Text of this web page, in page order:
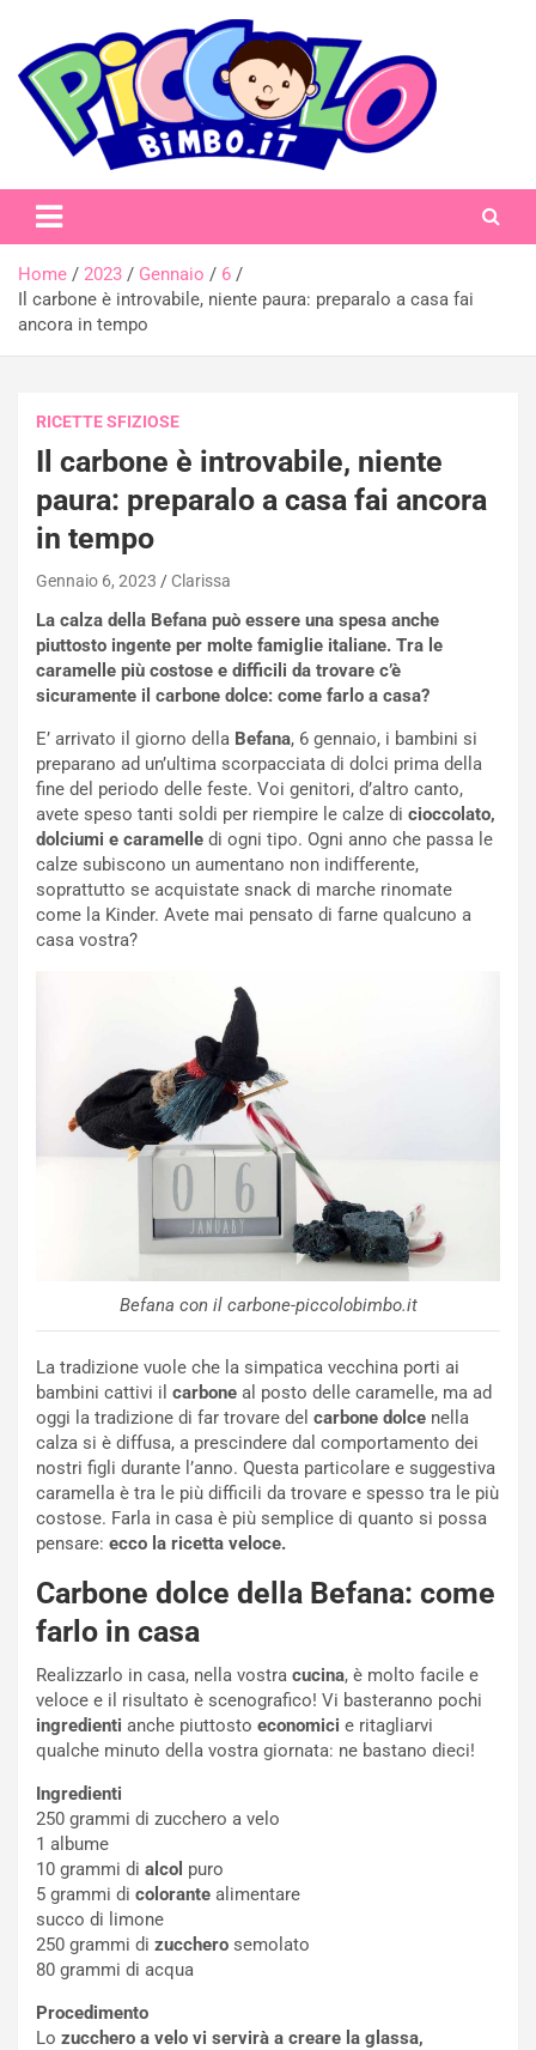
content
piccolobimbo.it
Home 2023 Gennaio
6
Il carbone è introvabile, niente paura: preparalo a casa fai
ancora in tempo
RICETTE SFIZIOSE
Il carbone è introvabile, niente
paura: preparalo a casa fai ancora
in tempo
Gennaio 6, 2023 Clarissa
La calza della Befana può essere una spesa anche
piuttosto ingente per molte famiglie italiane. Tra le
caramelle più costose e difficili da trovare c’è
sicuramente il carbone dolce: come farlo a casa?
E’ arrivato il giorno della Befana, 6 gennaio, i bambini si
preparano ad un’ultima scorpacciata di dolci prima della
fine del periodo delle feste. Voi genitori, d’altro canto,
avete speso tanti soldi per riempire le calze di cioccolato,
dolciumi e caramelle di ogni tipo. Ogni anno che passa le
calze subiscono un aumentano non indifferente,
soprattutto se acquistate snack di marche rinomate
come la Kinder. Avete mai pensato di farne qualcuno a
casa vostra?
Befana con il carbone-piccolobimbo.it
La tradizione vuole che la simpatica vecchina porti ai
bambini cattivi il carbone al posto delle caramelle, ma ad
oggi la tradizione di far trovare del carbone dolce nella
calza si è diffusa, a prescindere dal comportamento dei
nostri figli durante l’anno. Questa particolare e suggestiva
caramella è tra le più difficili da trovare e spesso tra le più
costose. Farla in casa è più semplice di quanto si possa
pensare: ecco la ricetta veloce.
Carbone dolce della Befana: come
farlo in casa
Realizzarlo in casa, nella vostra cucina, è molto facile e
veloce e il risultato è scenografico! Vi basteranno pochi
ingredienti anche piuttosto economici e ritagliarvi
qualche minuto della vostra giornata: ne bastano dieci!
Ingredienti
250 grammi di zucchero a velo
1 albume
10 grammi di alcol puro
5 grammi di colorante alimentare
succo di limone
250 grammi di zucchero semolato
80 grammi di acqua
Procedimento
Lo zucchero a velo vi servirà a creare la glassa,